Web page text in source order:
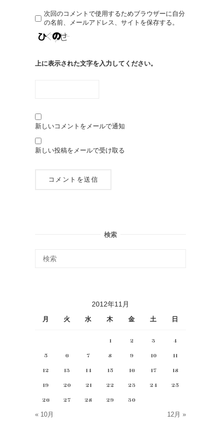
次回のコメントで使用するためブラウザーに自分
の名前、メールアドレス、サイトを保存する。
上に表示された文字を入力してください。
新しいコメントをメールで通知
新しい投稿をメールで受け取る
検索
2012年11月
月 火 水 木 金 土 日
1 2 3
4
5
6 7 8 9 10
11
12
13 14 15 16 17
18
19
20 21 22 23 24
25
26
27 28 29 30
« 10月 12月 »